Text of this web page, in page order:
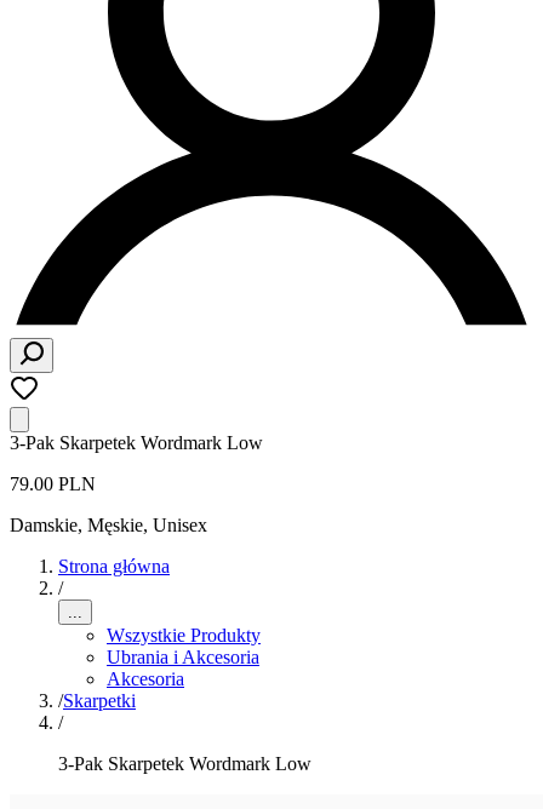
3-Pak Skarpetek Wordmark Low
79.00 PLN
Damskie, Męskie, Unisex
Strona główna
/
...
Wszystkie Produkty
Ubrania i Akcesoria
Akcesoria
/Skarpetki
/
3-Pak Skarpetek Wordmark Low